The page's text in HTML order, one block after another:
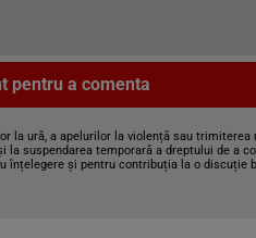
pentru a comenta
ură, a apelurilor la violență sau trimiterea
suspendarea temporară a dreptului de a
și pentru contribuția la o discuție